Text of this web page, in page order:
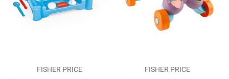
FISHER PRICE FISHER PRICE